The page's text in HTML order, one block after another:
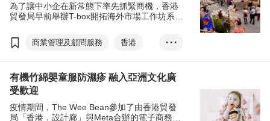
為了讓中小企在新常態下率先抓緊商機，香港
貿發局早前舉辦T-box開拓海外市場工作坊系
點，邀得專家探討當地市場的最新趨勢和機
遇。首場網上研討會以「港企進軍日本市場策
業務的實用技巧和寶貴經驗。（T-box工作坊—
開拓海外市場系列）
商業管理及顧問服務
香港
日本
日本營銷
T-box
電子商貿
B2C
社交媒體
網購
Z世代
• • •
有機竹綿嬰童服防濕疹 融入亞洲文化廣
受歡迎
疫情期間，The Wee Bean參加了由香港貿發
局「香港．設計廊」與Meta合辦的電子商務課